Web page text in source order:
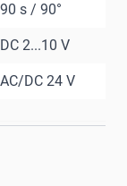
90 s / 90°
DC 2...10 V
AC/DC 24 V